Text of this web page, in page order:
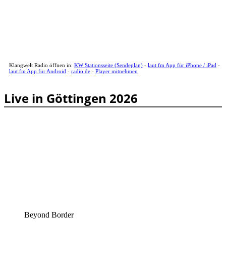
Klangwelt Radio öffnen in: KW Stationsseite (Sendeplan) - laut.fm App für iPhone / iPad -
laut.fm App für Android - radio.de - Player mitnehmen
Live in Göttingen 2026
Beyond Border